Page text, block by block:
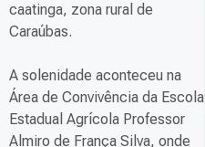
caatinga, zona rural de
Caraúbas.
A solenidade aconteceu na
Área de Convivência da Escola
Estadual Agrícola Professor
Almiro de França Silva, onde